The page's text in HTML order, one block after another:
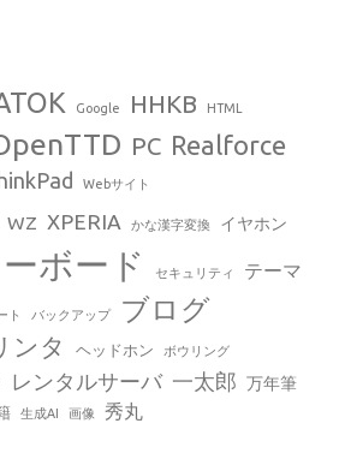
Google HHKB HTML
PC Realforce
Webサイト
WZ XPERIA かな漢字変換 イヤホン
ボード セキュリティ
テーマ
ト バックアップ ブログ
ンタ ヘッドホン ボウリング
レンタルサーバ 一太郎 万年筆
生成AI 画像 秀丸